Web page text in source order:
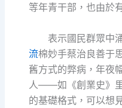
等年青干部，也由於
表示國民群眾中
流棉妙手蔡治良善于
舊方式的弊病，年夜
人——如《創業史》
的基礎格式，可以想